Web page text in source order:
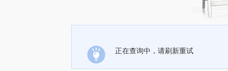
正在查询中，请刷新重试